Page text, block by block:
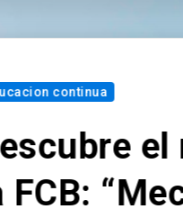
curso de
de la